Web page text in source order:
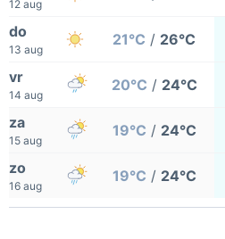
12 aug
do
13 aug
21°C / 26°C
vr
14 aug
20°C / 24°C
za
15 aug
19°C / 24°C
zo
16 aug
19°C / 24°C